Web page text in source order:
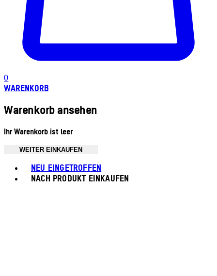
0
WARENKORB
Warenkorb ansehen
Ihr Warenkorb ist leer
WEITER EINKAUFEN
NEU EINGETROFFEN
NACH PRODUKT EINKAUFEN